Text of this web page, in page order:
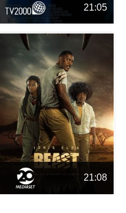
21:05
21:08